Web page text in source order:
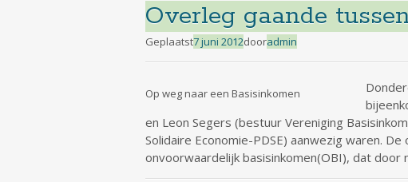
Overleg gaande
Geplaatst7 juni 2012dooradmin
Op weg naar een Basisinkomen
en Leon Segers (bestuur Vereniging
Solidaire Economie-PDSE) aanwezig waren.
onvoorwaardelijk basisinkomen(OBI), dat door